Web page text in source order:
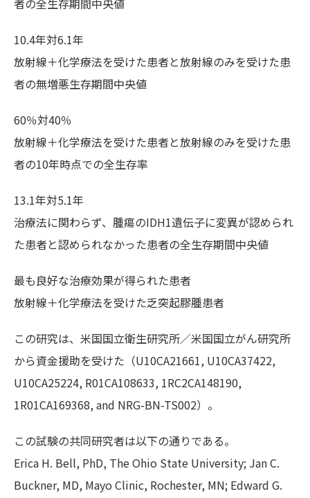
者の全生存期間中央値
10.4年対6.1年
放射線＋化学療法を受けた患者と放射線のみを受けた患
者の無増悪生存期間中央値
60％対40％
放射線＋化学療法を受けた患者と放射線のみを受けた患
者の10年時点での全生存率
13.1年対5.1年
治療法に関わらず、腫瘍のIDH1遺伝子に変異が認められ
た患者と認められなかった患者の全生存期間中央値
最も良好な治療効果が得られた患者
放射線＋化学療法を受けた乏突起膠腫患者
この研究は、米国国立衛生研究所／米国国立がん研究所
から資金援助を受けた（U10CA21661, U10CA37422,
U10CA25224, R01CA108633, 1RC2CA148190,
1R01CA169368, and NRG-BN-TS002）。
この試験の共同研究者は以下の通りである。
Erica H. Bell, PhD, The Ohio State University; Jan C.
Buckner, MD, Mayo Clinic, Rochester, MN; Edward G.